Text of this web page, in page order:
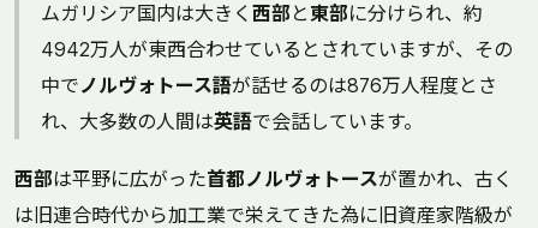
ムガリシア国内は大きく 西部 と東部に分けられ、約
4942万人が東西合わせているとされていますが、その
中でノルヴォトース語が話せるのは876万人程度とさ
れ、大多数の人間は英語で会話しています。
西部は平野に広がった首都ノルヴォトースが置かれ、古く
は旧連合時代から加工業で栄えてきた為に旧資産家階級が